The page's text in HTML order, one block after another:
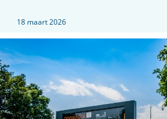
18 maart 2026